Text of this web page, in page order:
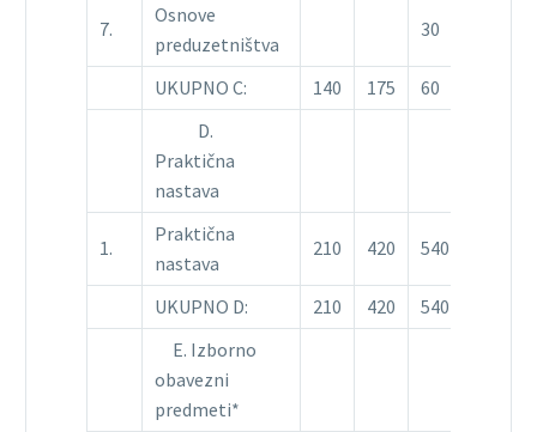
7.
Osnove
preduzetništva
30
UKUPNO C: 140 175
60
D.
Praktična
nastava
1.
Praktična
nastava
210 420 540
UKUPNO D: 210 420
540
E. Izborno
obavezni
predmeti*